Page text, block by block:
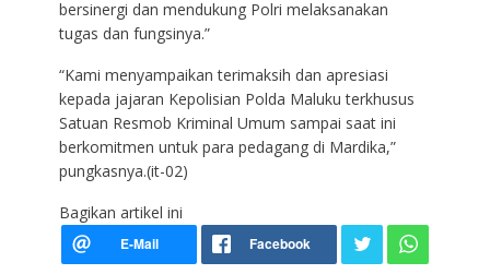
bersinergi dan mendukung Polri melaksanakan
tugas dan fungsinya.”
“Kami menyampaikan terimaksih dan apresiasi
kepada jajaran Kepolisian Polda Maluku terkhusus
Satuan Resmob Kriminal Umum sampai saat ini
berkomitmen untuk para pedagang di Mardika,”
pungkasnya.(it-02)
Bagikan artikel ini